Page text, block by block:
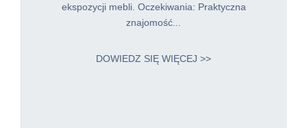
ekspozycji mebli. Oczekiwania: Praktyczna
znajomość...
DOWIEDZ SIĘ WIĘCEJ >>